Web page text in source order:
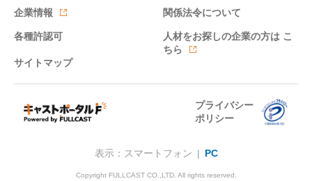
企業情報 関係法令について
各種許認可 人材をお探しの企業の方は こ
ちら
サイトマップ
プライバシー
ポリシー
表示：スマートフォン | PC
Copyright FULLCAST CO.,LTD. All rights reserved.